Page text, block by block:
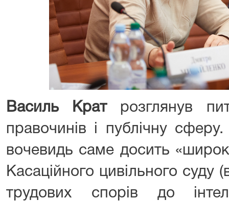
Василь Кратрозглянув
правочинів і публічну
вочевидь саме досить
Касаційного цивільного суду
трудових спорів до